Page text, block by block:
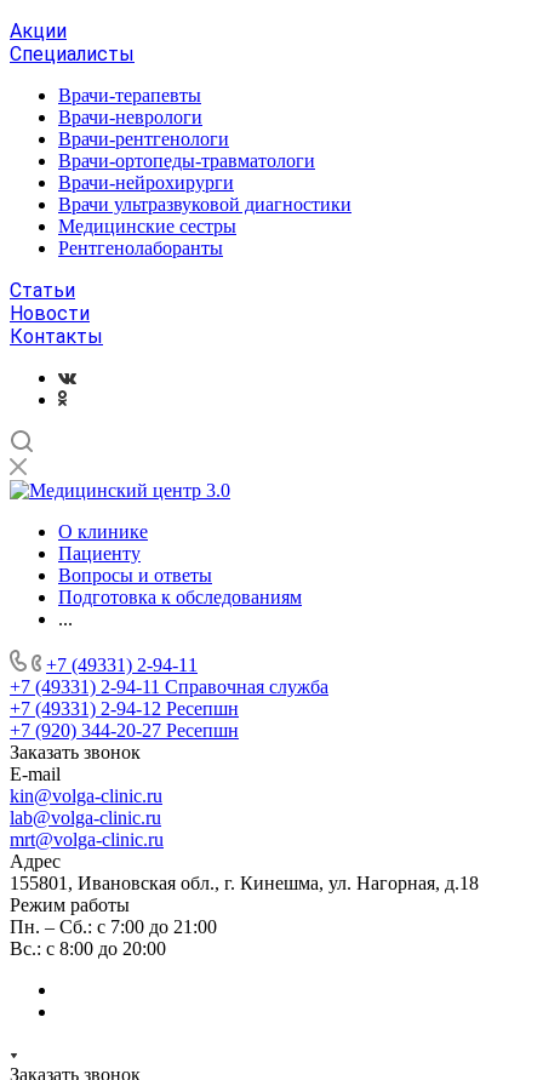
Акции
Специалисты
Врачи-терапевты
Врачи-неврологи
Врачи-рентгенологи
Врачи-ортопеды-травматологи
Врачи-нейрохирурги
Врачи ультразвуковой диагностики
Медицинские сестры
Рентгенолаборанты
Статьи
Новости
Контакты
О клинике
Пациенту
Вопросы и ответы
Подготовка к обследованиям
...
+7 (49331) 2-94-11
+7 (49331) 2-94-11 Справочная служба
+7 (49331) 2-94-12 Ресепшн
+7 (920) 344-20-27 Ресепшн
Заказать звонок
E-mail
kin@volga-clinic.ru
lab@volga-clinic.ru
mrt@volga-clinic.ru
Адрес
155801, Ивановская обл., г. Кинешма, ул. Нагорная, д.18
Режим работы
Пн. – Сб.: с 7:00 до 21:00
Вс.: с 8:00 до 20:00
Заказать звонок